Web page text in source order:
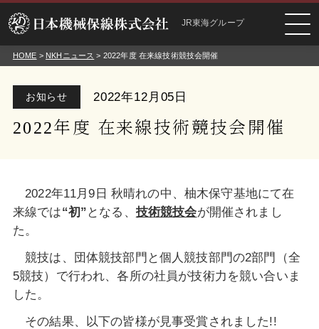
JR東海グループ
HOME > NKHニュース > 2022年度 在来線技術競技会開催
お知らせ 2022年12月05日
2022年度 在来線技術競技会開催
2022年11月9日 秋晴れの中、柚木保守基地にて在
来線では“初” となる、 技術競技会が開催されまし
た。
競技は、団体競技部門と個人競技部門の2部門（全
5競技）で行われ、各所の社員が技術力を競い合いま
した。
その結果、以下の皆様が見事受賞されました!!